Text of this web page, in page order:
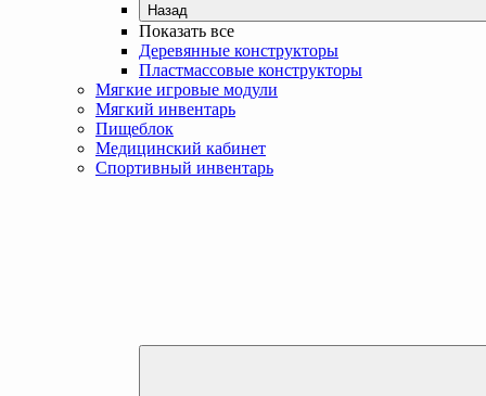
Назад
Показать все
Деревянные конструкторы
Пластмассовые конструкторы
Мягкие игровые модули
Мягкий инвентарь
Пищеблок
Медицинский кабинет
Спортивный инвентарь